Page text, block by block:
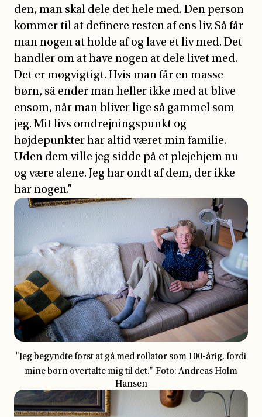
den, man skal dele det hele med. Den person
kommer til at definere resten af ens liv. Så får
man nogen at holde af og lave et liv med. Det
handler om at have nogen at dele livet med.
Det er møgvigtigt. Hvis man får en masse
børn, så ender man heller ikke med at blive
ensom, når man bliver lige så gammel som
jeg. Mit livs omdrejningspunkt og
højdepunkter har altid været min familie.
Uden dem ville jeg sidde på et plejehjem nu
og være alene. Jeg har ondt af dem, der ikke
har nogen.”